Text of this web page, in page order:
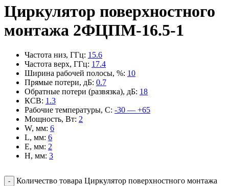
Циркулятор поверхностного
монтажа 2ФЦПМ-16.5-1
Частота низ, ГГц: 15.6
Частота верх, ГГц: 17.4
Ширина рабочей полосы, %: 10
Прямые потери, дБ: 0.7
Обратные потери (развязка), дБ: 18
КСВ: 1.3
Рабочие температуры, С: -30 — +65
Мощность, Вт: 2
W, мм: 6
L, мм: 6
E, мм: 2
H, мм: 3
Количество товара Циркулятор поверхностного монтажа